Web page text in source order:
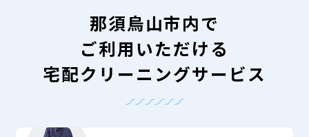
那須烏山市内で
ご利用いただける
宅配クリーニングサービス